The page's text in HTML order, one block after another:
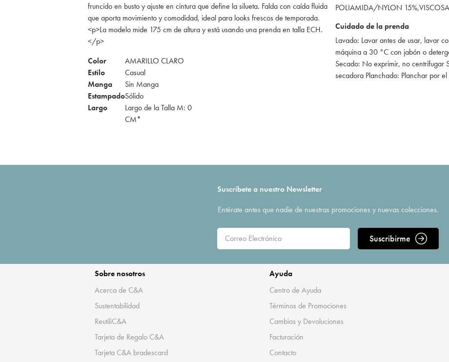
fruncido en busto y ajuste en cintura que define la silueta. Falda con caída fluida
que aporta movimiento y comodidad, ideal para looks frescos de temporada.
<p>La modelo mide 175 cm de altura y está usando una prenda en talla ECH.
</p>
Color
AMARILLO CLARO
Estilo
Casual
Manga
Sin Manga
EstampadoSólido
Largo
Largo de la Talla M: 0
CM*
POLIAMIDA/NYLON
Cuidado de la prenda
Lavado: Lavar antes de usar, lavar
máquina a 30 °C con jabón o
Secado: No exprimir, no centrifugar
secadora Planchado: Planchar por
Suscríbete a nuestro Newsletter
Entérate antes que nadie de nuestras promociones y nuevas colecciones.
Suscribirme
Sobre nosotros
Acerca de C&A
Sustentabilidad
ReutiliC&A
Tarjeta de Regalo C&A
Tarjeta C&A bradescard
Ayuda
Centro de Ayuda
Términos de Promociones
Cambios y Devoluciones
Facturación
Contacto